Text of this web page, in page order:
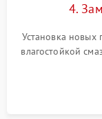
4.
Установка
влагостойкой
или